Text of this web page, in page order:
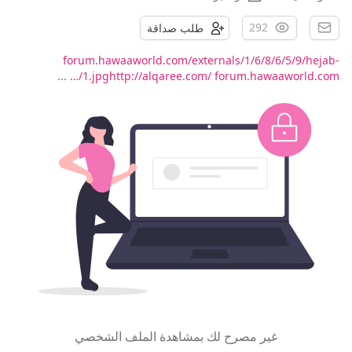
292 طلب صداقة
forum.hawaaworld.com/externals/1/6/8/6/5/9/hejab-
1.jpghttp://alqaree.com/ forum.hawaaworld.com/…
...
غير مصرح لك بمشاهدة الملف الشخصي